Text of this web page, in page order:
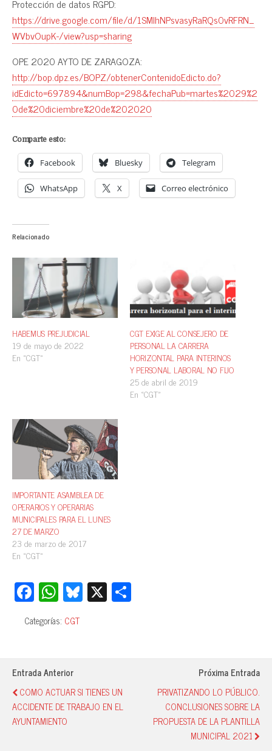
Protección de datos RGPD:
https://drive.google.com/file/d/1SMIhNPsvasyRaRQs0vRFRN_
WVbvOupK-/view?usp=sharing
OPE 2020 AYTO DE ZARAGOZA:
http://bop.dpz.es/BOPZ/obtenerContenidoEdicto.do?
idEdicto=697894&numBop=298&fechaPub=martes%2029%2
0de%20diciembre%20de%202020
Comparte esto:
Facebook Bluesky Telegram
WhatsApp X Correo electrónico
Relacionado
HABEMUS PREJUDICIAL
19 de mayo de 2022
En «CGT»
CGT EXIGE AL CONSEJERO DE
PERSONAL LA CARRERA
HORIZONTAL PARA INTERINOS
Y PERSONAL LABORAL NO FIJO
25 de abril de 2019
En «CGT»
IMPORTANTE ASAMBLEA DE
OPERARIOS Y OPERARIAS
MUNICIPALES PARA EL LUNES
27 DE MARZO
23 de marzo de 2017
En «CGT»
Fa
ce
bo
ok
W
ha
ts
A
pp
Bl
ue
y
X
pa
Categorías: CGT
Entrada Anterior
COMO ACTUAR SI TIENES UN
ACCIDENTE DE TRABAJO EN EL
AYUNTAMIENTO
Próxima Entrada
PRIVATIZANDO LO PÚBLICO.
CONCLUSIONES SOBRE LA
PROPUESTA DE LA PLANTILLA
MUNICIPAL 2021